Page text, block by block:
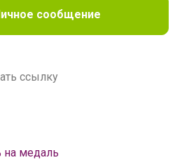
сообщение
ссылку
на медаль